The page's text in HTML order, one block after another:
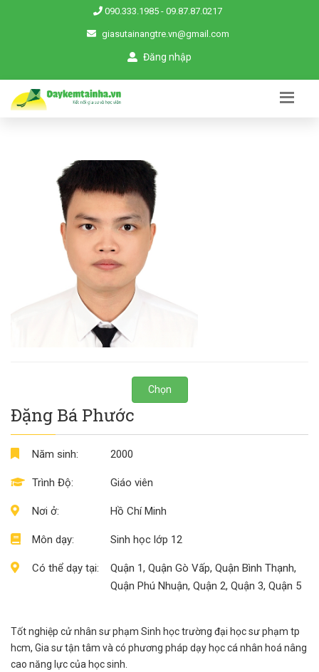
090.333.1985 - 09.87.87.0217
giasutainangtre.vn@gmail.com
Đăng nhập
Chọn
Đặng Bá Phước
Năm sinh:
Trình Độ:
Nơi ở:
Môn dạy:
Có thể dạy tại:
2000
Giáo viên
Hồ Chí Minh
Sinh học lớp 12
Quận 1, Quận Gò Vấp, Quận Bình Thạnh,
Quận Phú Nhuận, Quận 2, Quận 3, Quận 5
Tốt nghiệp cử nhân sư phạm Sinh học trường đại học sư phạm tp
hcm, Gia sư tận tâm và có phương pháp dạy học cá nhân hoá nâng
cao năng lực của học sinh.